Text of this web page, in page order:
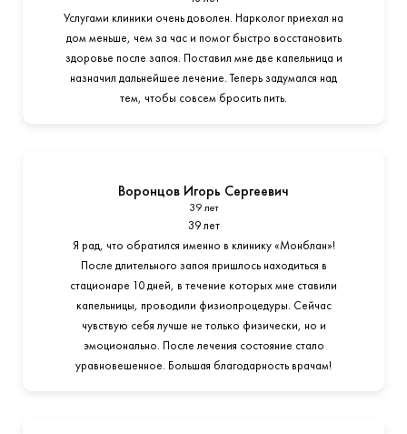
Услугами клиники очень доволен. Нарколог приехал на
дом меньше, чем за час и помог быстро восстановить
здоровье после запоя. Поставил мне две капельница и
назначил дальнейшее лечение. Теперь задумался над
тем, чтобы совсем бросить пить.
Воронцов Игорь Сергеевич
39 лет
39 лет
Я рад, что обратился именно в клинику «Монблан»!
После длительного запоя пришлось находиться в
стационаре 10 дней, в течение которых мне ставили
капельницы, проводили физиопроцедуры. Сейчас
чувствую себя лучше не только физически, но и
эмоционально. После лечения состояние стало
уравновешенное. Большая благодарность врачам!